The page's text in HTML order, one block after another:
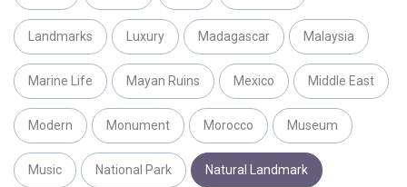
Landmarks Luxury Madagascar Malaysia
Marine Life Mayan Ruins Mexico Middle East
Modern Monument Morocco Museum
Music National Park Natural Landmark